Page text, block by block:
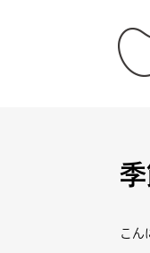
こん